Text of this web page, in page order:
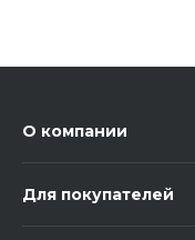
О компании
Для покупателей